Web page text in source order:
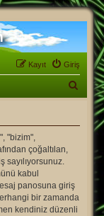
Giriş
Kayıt
"bizim",
çoğaltılan,
sayılıyorsunuz.
kabul
panosuna giriş
bir zamanda
kendiniz düzenli